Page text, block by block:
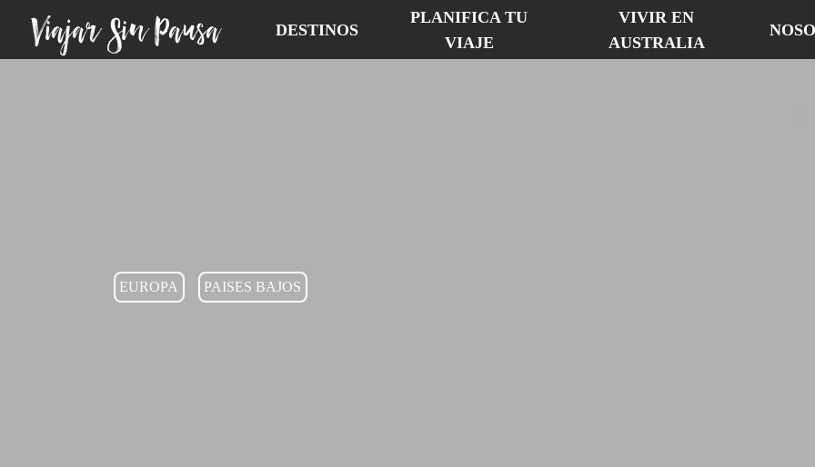
Viajar Sin Pausa DESTINOS
PLANIFICA TU
VIAJE
VIVIR EN
AUSTRALIA
EUROPA PAISES BAJOS